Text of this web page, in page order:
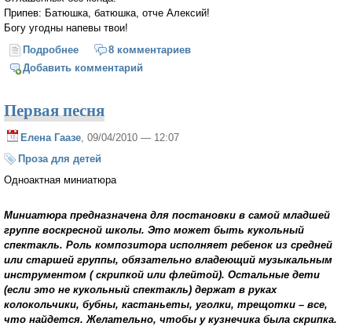
Припев: Батюшка, батюшка, отче Алексий!
Богу угодны напевы твои!
Подробнее о Добрый пастырь (в стиле сербской баллады)
8 комментариев
Добавить комментарий
Первая песня
Елена Гаазе , 09/04/2010 — 12:07
Проза для детей
Одноактная миниатюра
Миниатюра предназначена для постановки в самой младшей
группе воскресной школы. Это может быть кукольный
спектакль. Роль композитора исполняет ребенок из средней
или старшей группы, обязательно владеющий музыкальным
инструментом ( скрипкой или флейтой). Остальные дети
(если это не кукольный спектакль) держат в руках
колокольчики, бубны, кастаньеты, уголки, трещотки – все,
что найдется. Желательно, чтобы у кузнечика была скрипка.